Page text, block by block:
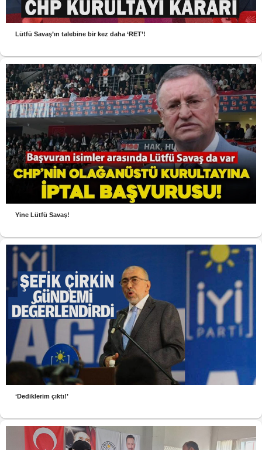
Lütfü Savaş’ın talebine bir kez daha ‘RET’!
Yine Lütfü Savaş!
‘Dediklerim çıktı!’